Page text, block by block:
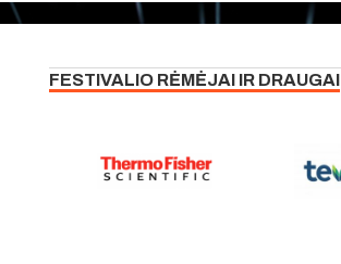
FESTIVALIO RĖMĖJAI IR DRAUGAI